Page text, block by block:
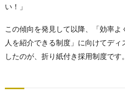
い！」
この傾向を発見して以降、「効率
人を紹介できる制度」に向けてデ
したのが、折り紙付き採用制度です。